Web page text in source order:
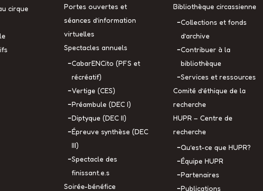
cirque
Portes ouvertes et
séances d’information
virtuelles
Spectacles annuels
CabarENCito (PFS et
récréatif)
Vertige (CES)
Préambule (DEC I)
Diptyque (DEC II)
Épreuve synthèse (DEC
III)
Spectacle des
finissant.e.s
Soirée-bénéfice
Bibliothèque circassienne
Collections et fonds
d’archive
Contribuer à la
bibliothèque
Services et ressources
Comité d’éthique de la
recherche
HUPR – Centre de
recherche
Qu’est-ce que HUPR?
Équipe HUPR
Partenaires
Publications